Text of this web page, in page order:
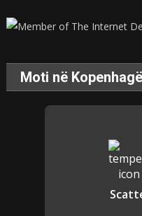
Moti në Kopenhagë